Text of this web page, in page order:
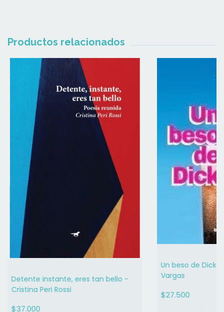
Productos relacionados
Detente instante, eres tan bello -
Cristina Peri Rossi
$37.000
Un beso de Dick
Vargas
$27.500